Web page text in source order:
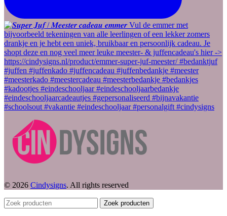
© 2026 Cindysigns. All rights reserved
Zoek producten